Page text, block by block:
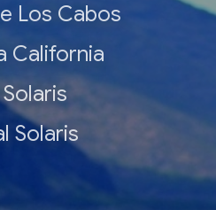
Los Cabos
California
Solaris